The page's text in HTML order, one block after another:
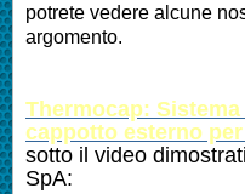
potrete vedere alcune
argomento.
Thermocap:
cappotto esterno
sotto il video
SpA: